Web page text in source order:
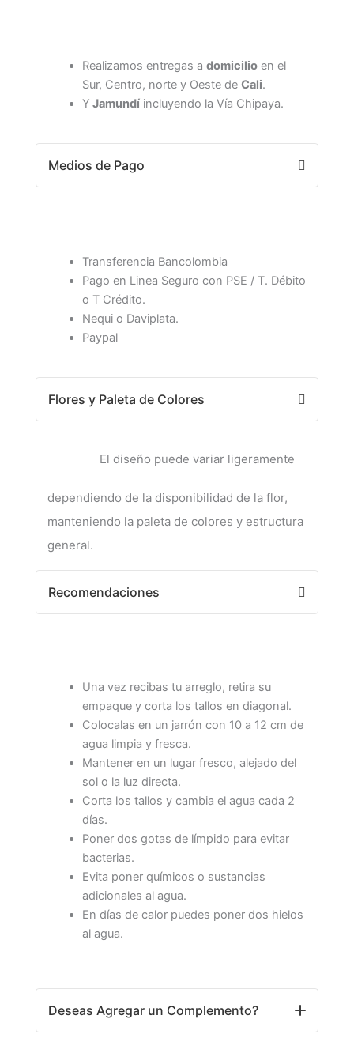
Realizamos entregas a domicilioen el
Sur, Centro, norte y Oeste de Cali.
Y Jamundíincluyendo la Vía Chipaya.
Medios de Pago
Transferencia Bancolombia
Pago en Linea Seguro con PSE / T. Débito
o T Crédito.
Nequi o Daviplata.
Paypal
Flores y Paleta de Colores
El diseño puede variar ligeramente
dependiendo de la disponibilidad de la flor,
manteniendo la paleta de colores y estructura
general.
Recomendaciones
Una vez recibas tu arreglo, retira su
empaque y corta los tallos en diagonal.
Colocalas en un jarrón con 10 a 12 cm de
agua limpia y fresca.
Mantener en un lugar fresco, alejado del
sol o la luz directa.
Corta los tallos y cambia el agua cada 2
días.
Poner dos gotas de límpido para evitar
bacterias.
Evita poner químicos o sustancias
adicionales al agua.
En días de calor puedes poner dos hielos
al agua.
Deseas Agregar un Complemento?